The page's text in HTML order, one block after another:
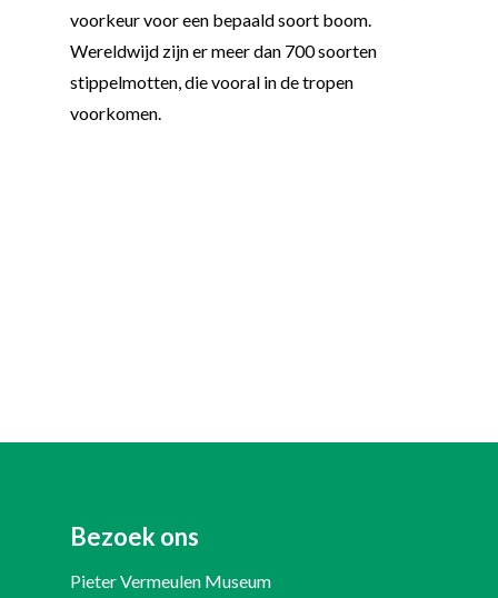
voorkeur voor een bepaald soort boom.
Wereldwijd zijn er meer dan 700 soorten
stippelmotten, die vooral in de tropen
voorkomen.
Bezoek ons
Pieter Vermeulen Museum